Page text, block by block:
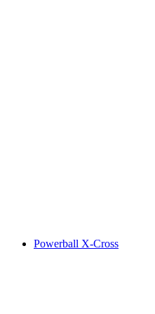
Powerball X-Cross